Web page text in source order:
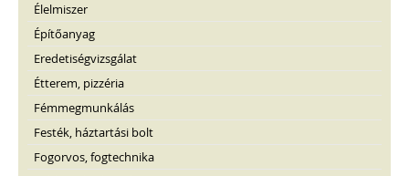
Élelmiszer
Építőanyag
Eredetiségvizsgálat
Étterem, pizzéria
Fémmegmunkálás
Festék, háztartási bolt
Fogorvos, fogtechnika